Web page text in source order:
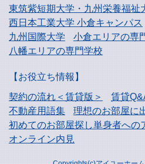
東筑紫短期大学・九州栄養福祉
西日本工業大学小倉キャンパス
九州国際大学
小倉エリアの専
八幡エリアの専門学校
【お役立ち情報】
契約の流れ＜賃貸版＞
賃貸
不動産用語集
理想のお部屋に
初めてのお部屋探し単身者への
オンライン内見